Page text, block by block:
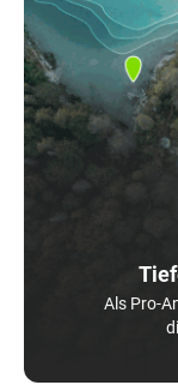
Als Pro-